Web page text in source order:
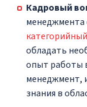
Кадровый
менеджмента
обладать
опыт работы
менеджмент,
знания в